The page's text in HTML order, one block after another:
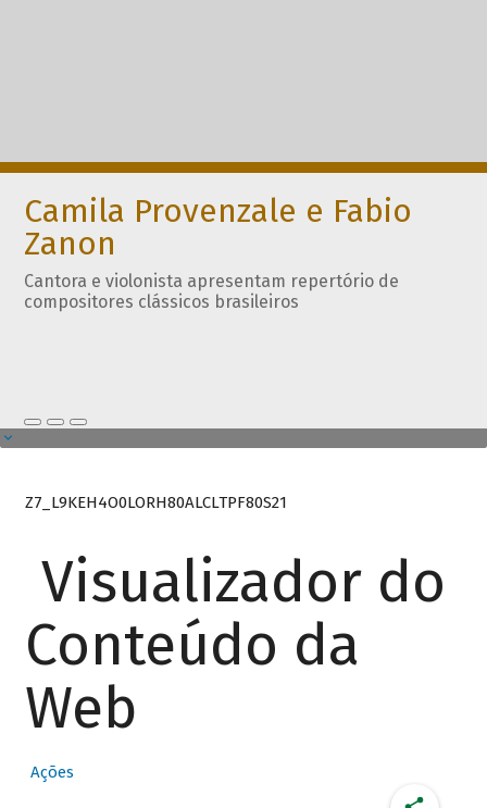
Camila Provenzale e Fabio
Zanon
Cantora e violonista apresentam repertório de
compositores clássicos brasileiros
Z7_L9KEH4O0LORH80ALCLTPF80S21
Visualizador do
Conteúdo da
Web
Ações